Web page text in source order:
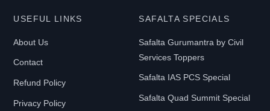
USEFUL LINKS
About Us
Contact
Refund Policy
Privacy Policy
SAFALTA SPECIALS
Safalta Gurumantra by Civil
Services Toppers
Safalta IAS PCS Special
Safalta Quad Summit Special